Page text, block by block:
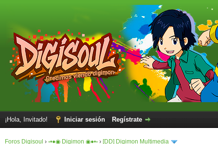
¡Hola, Invitado! Iniciar sesión Regístrate
Foros Digisoul › ◦•●◉ Digimon ◉●•◦ › [DD] Digimon Multimedia